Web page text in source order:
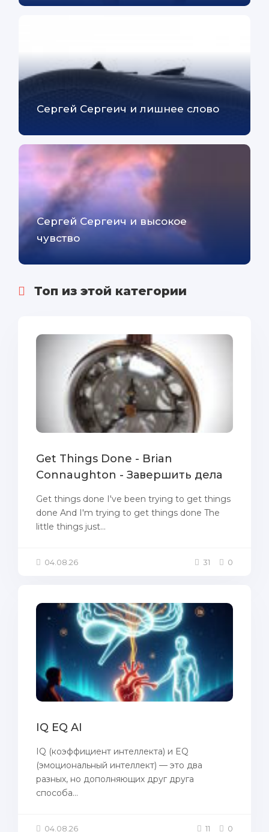
Сергей Сергеич и лишнее слово
Сергей Сергеич и высокое
чувство
Топ из этой категории
Get Things Done - Brian
Connaughton - Завершить дела
Get things done I've been trying to get things
done And I'm trying to get things done The
little things just...
04.08.26 31 0
IQ EQ AI
IQ (коэффициент интеллекта) и EQ
(эмоциональный интеллект) — это два
разных, но дополняющих друг друга
способа...
04.08.26 11 0